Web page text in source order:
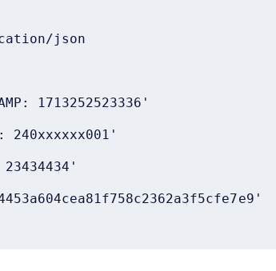
json
1713252523336'
240xxxxxx001'
23434434'